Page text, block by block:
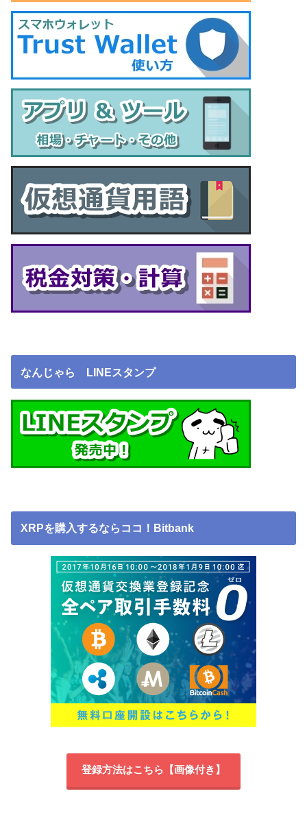
なんじゃら LINEスタンプ
XRPを購入するならココ！Bitbank
登録方法はこちら【画像付き】